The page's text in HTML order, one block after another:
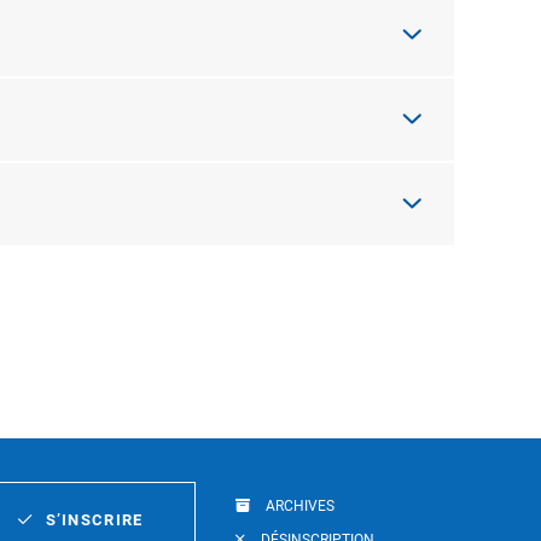
S’INSCRIRE
ARCHIVES